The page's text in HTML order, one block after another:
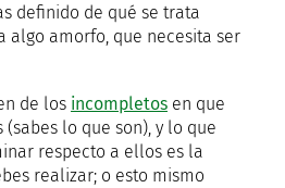
definido de qué se trata
algo amorfo, que necesita ser
de los incompletos en que
lo que son), y lo que
respecto a ellos es la
realizar; o esto mismo